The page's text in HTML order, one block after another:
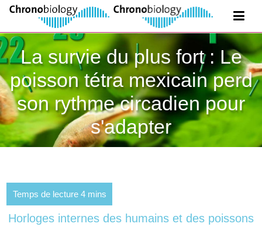
La survie du plus fort : Le
poisson tétra mexicain perd
son rythme circadien pour
s'adapter
Horloges internes des humains et des poissons